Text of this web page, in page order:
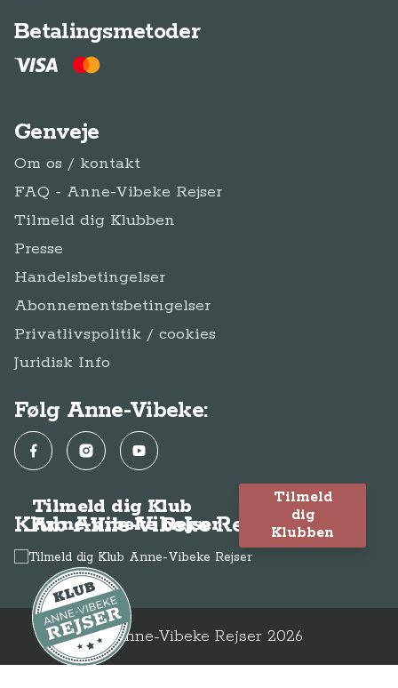
Betalingsmetoder
Genveje
Om os / kontakt
FAQ - Anne-Vibeke Rejser
Tilmeld dig Klubben
Presse
Handelsbetingelser
Abonnementsbetingelser
Privatlivspolitik / cookies
Juridisk Info
Følg Anne-Vibeke:
FacebookInstagramYouTube
Klub Anne-Vibeke Rejser
Tilmeld dig Klub
Anne-Vibeke Rejser
Tilmeld
dig
Klubben
© Anne-Vibeke Rejser 2026